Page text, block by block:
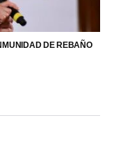
DE REBAÑO